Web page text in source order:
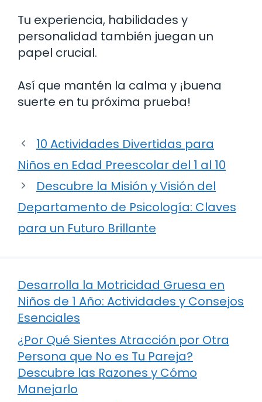
Tu experiencia, habilidades y
personalidad también juegan un
papel crucial.
Así que mantén la calma y ¡buena
suerte en tu próxima prueba!
10 Actividades Divertidas para
Niños en Edad Preescolar del 1 al 10
Descubre la Misión y Visión del
Departamento de Psicología: Claves
para un Futuro Brillante
Desarrolla la Motricidad Gruesa en
Niños de 1 Año: Actividades y Consejos
Esenciales
¿Por Qué Sientes Atracción por Otra
Persona que No es Tu Pareja?
Descubre las Razones y Cómo
Manejarlo